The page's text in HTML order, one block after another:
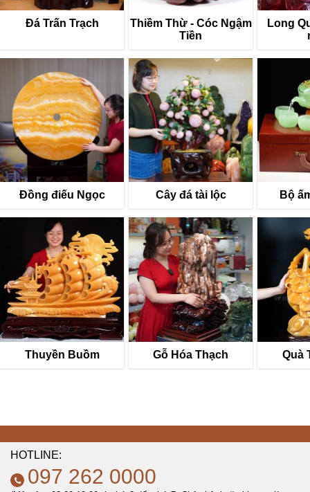
Đá Trấn Trạch
Thiềm Thừ - Cóc Ngậm
Tiền
Long
Đồng điếu Ngọc Cây đá tài lộc Bộ
Thuyền Buồm Gỗ Hóa Thạch Quà
HOTLINE:
097 262 0000